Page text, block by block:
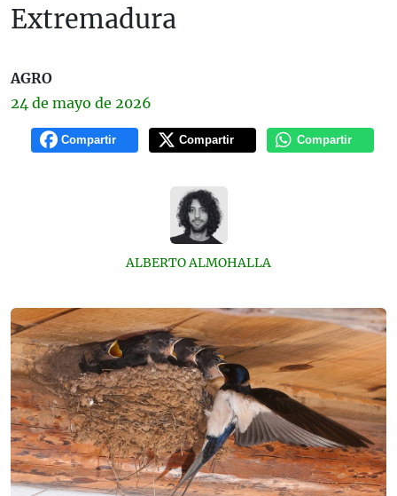
Extremadura
AGRO
24 de mayo de 2026
Compartir Compartir Compartir
ALBERTO ALMOHALLA